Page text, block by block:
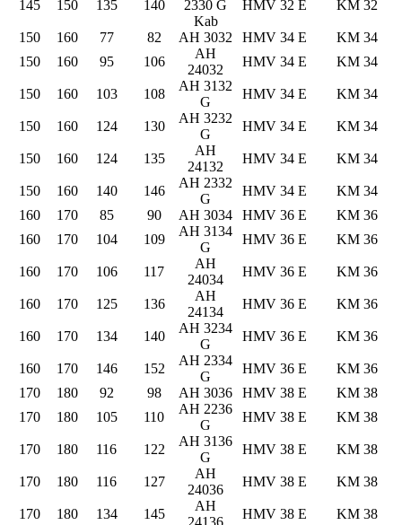
145 150 135 140
2330 G
Kab
HMV 32 E KM 32
150 160 77 82 AH 3032 HMV 34 E
KM 34
150
160 95 106
AH
24032
HMV 34 E KM 34
150 160 103 108
AH 3132
G
HMV 34 E KM 34
150 160 124 130
AH 3232
G
HMV 34 E KM 34
150 160 124 135
AH
24132
HMV 34 E KM 34
150 160 140 146
AH 2332
G
HMV 34 E
KM 34
160
170 85 90 AH 3034 HMV 36 E
KM 36
160
170 104 109
AH 3134
G
HMV 36 E KM 36
160 170 106 117
AH
24034
HMV 36 E KM 36
160 170 125 136
AH
24134
HMV 36 E KM 36
160 170 134 140
AH 3234
G
HMV 36 E KM 36
160 170 146 152
AH 2334
G
HMV 36 E
KM 36
170
180 92 98 AH 3036 HMV 38 E
KM 38
170
180 105 110
AH 2236
G
HMV 38 E KM 38
170 180 116 122
AH 3136
G
HMV 38 E KM 38
170 180 116 127
AH
24036
HMV 38 E KM 38
170 180 134 145
AH
24136
HMV 38 E KM 38